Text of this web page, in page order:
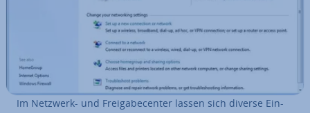
Im Netzwerk- und Frei­ga­be­cen­ter lassen sich diverse Ein­